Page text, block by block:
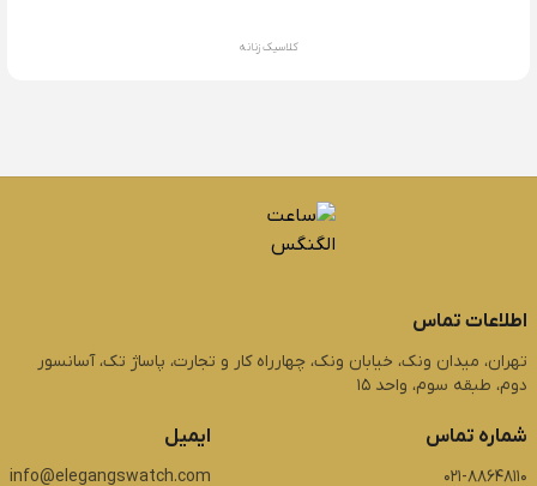
کلاسیک زنانه
اطلاعات تماس
تهران، میدان ونک، خیابان ونک، چهارراه کار و تجارت، پاساژ تک، آسانسور
دوم، طبقه سوم، واحد 15
شماره تماس
021-88648110
ایمیل
info@elegangswatch.com